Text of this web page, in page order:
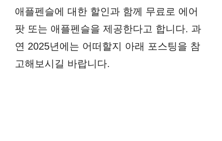
애플펜슬에 대한 할인과 함께 무료로 에어
팟 또는 애플펜슬을 제공한다고 합니다. 과
연 2025년에는 어떠할지 아래 포스팅을 참
고해보시길 바랍니다.